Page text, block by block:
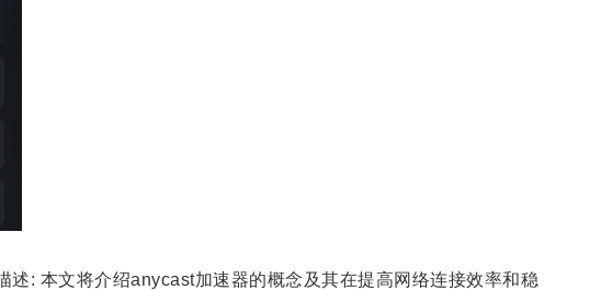
: 本文将介绍anycast加速器的概念及其在提高网络连接效率和稳